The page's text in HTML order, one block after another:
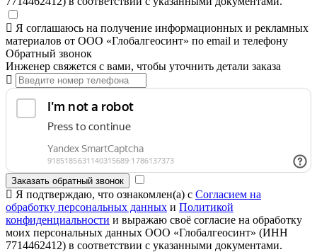
Я соглашаюсь на получение информационных и рекламных
материалов от ООО «Глобалгеосинт» по email и телефону
Обратный звонок
Инженер свяжется с вами, чтобы уточнить детали заказа
Заказать обратный звонок
Я подтверждаю, что ознакомлен(а) с Согласием на
обработку персональных данных и Политикой
конфиденциальности и выражаю своё согласие на обработку
моих персональных данных ООО «Глобалгеосинт» (ИНН
7714462412) в соответствии с указанными документами.